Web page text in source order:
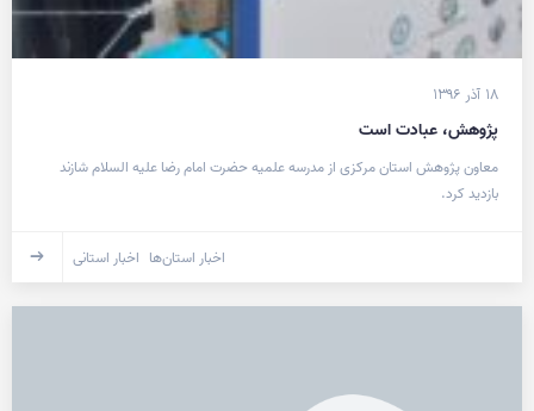
۱۸ آذر ۱۳۹۶
پژوهش، عبادت است
معاون پژوهش استان مرکزی از مدرسه علمیه حضرت امام رضا علیه السلام شازند
بازدید کرد.
اخبار استان‌ها اخبار استانی